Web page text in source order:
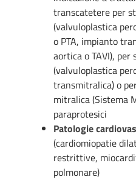
transcatetere per
(valvuloplastica
o PTA, impianto
aortica o TAVI),
(valvuloplastica
transmitralica) o
mitralica (Sistema
paraprotesici
Patologie
(cardiomiopatie
restrittive,
polmonare)